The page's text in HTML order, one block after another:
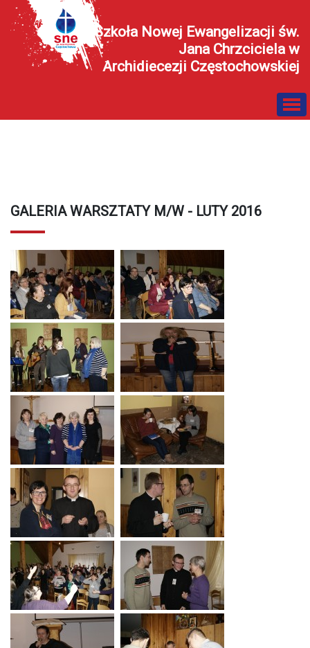
Szkoła Nowej Ewangelizacji św.
Jana Chrzciciela w
Archidiecezji Częstochowskiej
GALERIA WARSZTATY M/W - LUTY 2016